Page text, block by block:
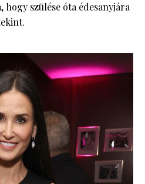
hogy szülése óta édesanyjára